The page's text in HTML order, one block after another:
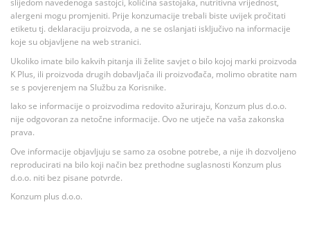
slijedom navedenoga sastojci, količina sastojaka, nutritivna vrijednost,
alergeni mogu promjeniti. Prije konzumacije trebali biste uvijek pročitati
etiketu tj. deklaraciju proizvoda, a ne se oslanjati isključivo na informacije
koje su objavljene na web stranici.
Ukoliko imate bilo kakvih pitanja ili želite savjet o bilo kojoj marki proizvoda
K Plus, ili proizvoda drugih dobavljača ili proizvođača, molimo obratite nam
se s povjerenjem na Službu za Korisnike.
Iako se informacije o proizvodima redovito ažuriraju, Konzum plus d.o.o.
nije odgovoran za netočne informacije. Ovo ne utječe na vaša zakonska
prava.
Ove informacije objavljuju se samo za osobne potrebe, a nije ih dozvoljeno
reproducirati na bilo koji način bez prethodne suglasnosti Konzum plus
d.o.o. niti bez pisane potvrde.
Konzum plus d.o.o.